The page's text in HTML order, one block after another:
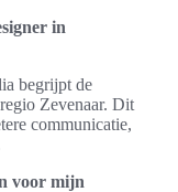
in
begrijpt de
Zevenaar. Dit
communicatie,
voor mijn